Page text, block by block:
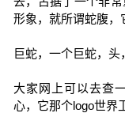
形象，就所谓蛇腹，
巨蛇，一个巨蛇，头
大家网上可以去查
心，它那个logo世界